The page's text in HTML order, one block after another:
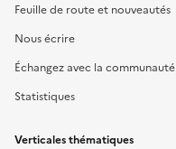
Feuille de route et nouveautés
Nous écrire
Échangez avec la communauté
Statistiques
Verticales thématiques